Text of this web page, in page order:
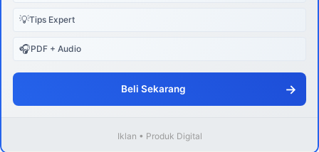
💡Tips Expert
🎧PDF + Audio
Beli Sekarang →
Iklan • Produk Digital